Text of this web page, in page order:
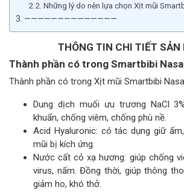
Những lý do nên lựa chọn Xịt mũi
——————————————
THÔNG TIN CHI TIẾT SẢN
Thành phần có trong Smartbibi
Thành phần có trong Xịt mũi Smartbibi
Dung dịch muối ưu trương NaCl
khuẩn, chống viêm, chống phù nề.
Acid Hyaluronic: có tác dụng giữ
mũi bị kích ứng.
Nước cất cỏ xạ hương: giúp chống
virus, nấm. Đồng thời, giúp thông
giảm ho, khó thở.